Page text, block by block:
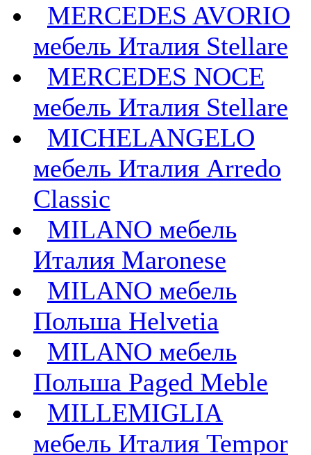
MERCEDES AVORIO
мебель Италия Stellare
MERCEDES NOCE
мебель Италия Stellare
MICHELANGELO
мебель Италия Arredo
Classic
MILANO мебель
Италия Maronese
MILANO мебель
Польша Helvetia
MILANO мебель
Польша Paged Meble
MILLEMIGLIA
мебель Италия Tempor